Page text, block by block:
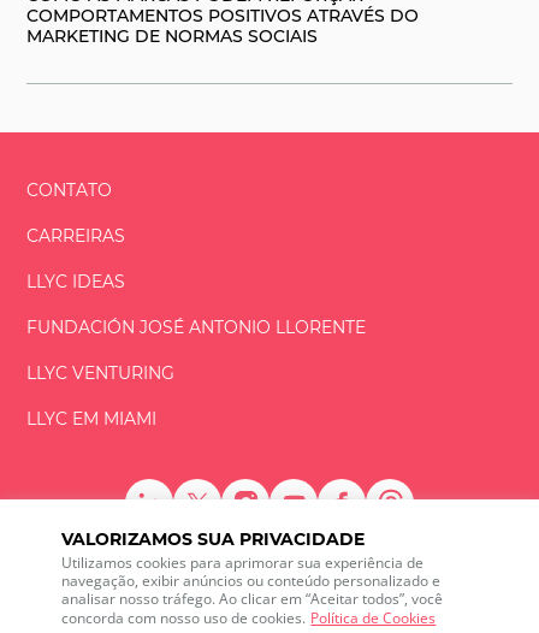
VALORIZAMOS SUA PRIVACIDADE
Utilizamos cookies para aprimorar sua experiência de
navegação, exibir anúncios ou conteúdo personalizado e
analisar nosso tráfego. Ao clicar em “Aceitar todos”, você
concorda com nosso uso de cookies. Política de Cookies
COMPORTAMENTOS POSITIVOS ATRAVÉS DO
MARKETING DE NORMAS SOCIAIS
CONTATO
CARREIRAS
LLYC IDEAS
FUNDACIÓNJOSÉ ANTONIO LLORENTE
LLYC VENTURING
LLYC EM MIAMI
LLYC © 2026 Todos os direitos reservados
ES EN PT BR
600 Brickell Avenue, Suite 2125 Miami, Florida 33131